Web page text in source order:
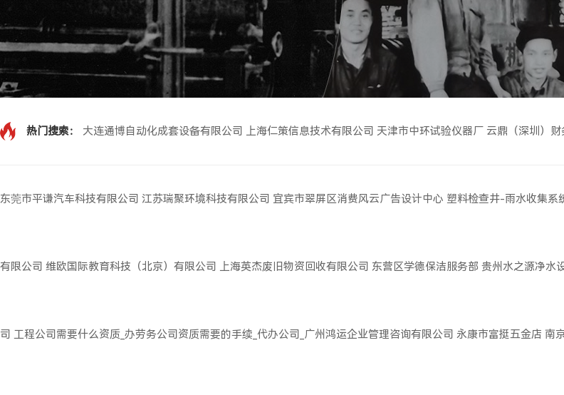
热门搜索： 大连通博自动化成套设备有限公司 上海仁策信息技术有限公司 天津市中环试验仪器厂 云鼎（深圳）
东莞市平谦汽车科技有限公司 江苏瑞聚环境科技有限公司 宜宾市翠屏区消费风云广告设计中心 塑料检查井-雨水收集系
有限公司 维欧国际教育科技（北京）有限公司 上海英杰废旧物资回收有限公司 东营区学德保洁服务部 贵州水之源净水
司 工程公司需要什么资质_办劳务公司资质需要的手续_代办公司_广州鸿运企业管理咨询有限公司 永康市富挺五金店 南